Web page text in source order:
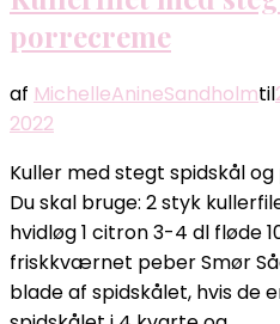
porrecreme
af MichelleAnineSandholmtil
2022
Kuller med stegt spidskål
Du skal bruge: 2 styk
hvidløg 1 citron 3-4 dl fløde
friskkværnet peber Smør
blade af spidskålet, hvis de